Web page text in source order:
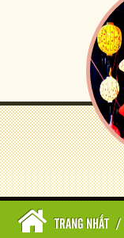
TRANG NHẤT /